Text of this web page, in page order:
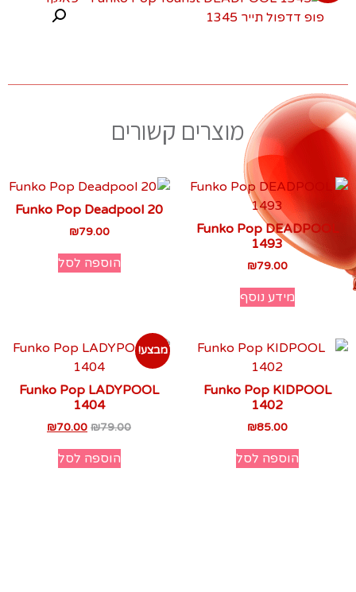
מוצרים קשורים
Funko Pop DEADPOOL
1493
₪79.00
מידע נוסף
Funko Pop Deadpool 20
₪79.00
הוספה לסל
Funko Pop KIDPOOL
1402
₪85.00
הוספה לסל
מבצע!
Funko Pop LADYPOOL
1404
₪79.00
₪70.00
הוספה לסל